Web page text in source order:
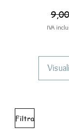
IVA
Filtra